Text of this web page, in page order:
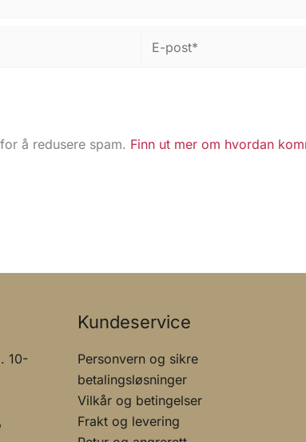
post*
å redusere spam. Finn ut mer om hvordan
10-
Kundeservice
Personvern og sikre
betalingsløsninger
Vilkår og betingelser
Frakt og levering